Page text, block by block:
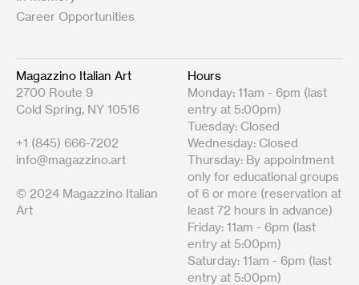
Career Opportunities
Magazzino Italian Art
2700 Route 9
Cold Spring, NY 10516
+1 (845) 666-7202
info@magazzino.art
© 2024 Magazzino Italian
Art
Hours
Monday: 11am - 6pm (last
entry at 5:00pm)
Tuesday: Closed
Wednesday: Closed
Thursday: By appointment
only for educational groups
of 6 or more (reservation at
least 72 hours in advance)
Friday: 11am - 6pm (last
entry at 5:00pm)
Saturday: 11am - 6pm (last
entry at 5:00pm)